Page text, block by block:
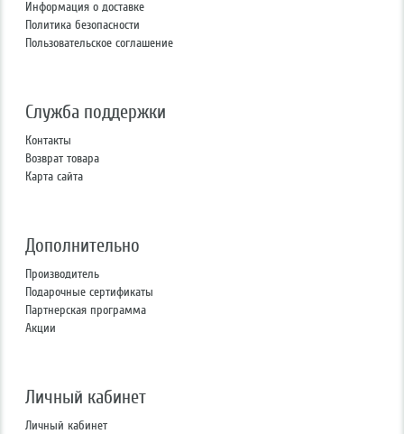
Информация о доставке
Политика безопасности
Пользовательское соглашение
Служба поддержки
Контакты
Возврат товара
Карта сайта
Дополнительно
Производитель
Подарочные сертификаты
Партнерская программа
Акции
Личный кабинет
Личный кабинет